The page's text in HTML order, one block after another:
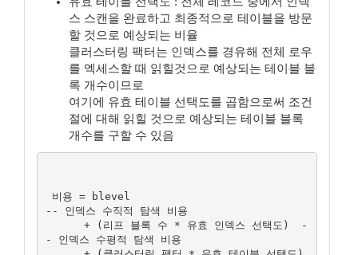
스 스캔을 완료하고 최종적으로 테이블을 방문
할 것으로 예상되는 비율
클러스터링 팩터는 인덱스를 경유해 전체 로우
를 엑세스할 때 읽힐것으로 예상되는 테이블 블
록 개수이므로
여기에 유효 테이블 선택도를 곱함으로써 조건
절에 대해 읽힐 것으로 예상되는 테이블 블록
개수를 구할 수 있음
-- 인덱스 수직적 탐색 비용
- 인덱스 수평적 탐색 비용